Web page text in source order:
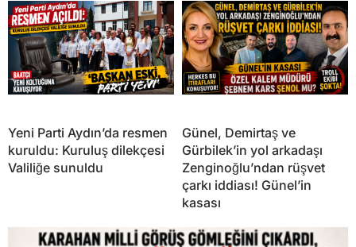
Yeni Parti Aydın’da resmen
kuruldu: Kuruluş dilekçesi
Valiliğe sunuldu
Günel, Demirtaş ve
Gürbilek’in yol arkadaşı
Zenginoğlu’ndan rüşvet
çarkı iddiası! Günel’in
kasası